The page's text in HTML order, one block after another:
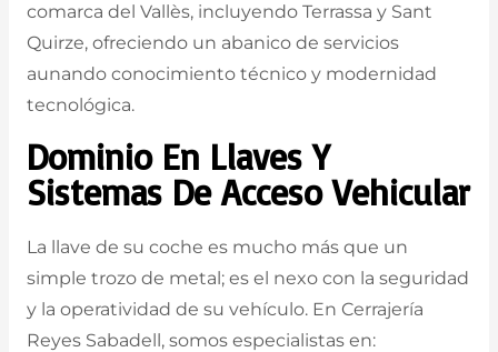
comarca del Vallès, incluyendo Terrassa y Sant
Quirze, ofreciendo un abanico de servicios
aunando conocimiento técnico y modernidad
tecnológica.
Dominio En Llaves Y
Sistemas De Acceso Vehicular
La llave de su coche es mucho más que un
simple trozo de metal; es el nexo con la seguridad
y la operatividad de su vehículo. En Cerrajería
Reyes Sabadell, somos especialistas en: